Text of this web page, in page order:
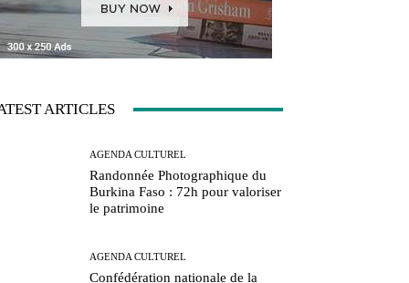
ARTICLES
AGENDA CULTUREL
Randonnée Photographique du
Burkina Faso : 72h pour valoriser
le patrimoine
AGENDA CULTUREL
Confédération nationale de la